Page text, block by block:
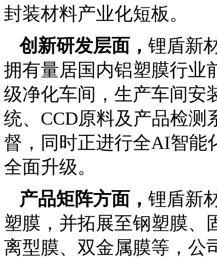
封装材料产业化短板。
创新研发层面， 锂盾新
拥有量居国内铝塑膜行业
级净化车间，生产车间安
统、CCD原料及产品检测
督，同时正进行全AI智能
全面升级。
产品矩阵方面， 锂盾新
塑膜，并拓展至钢塑膜、
离型膜、双金属膜等，公